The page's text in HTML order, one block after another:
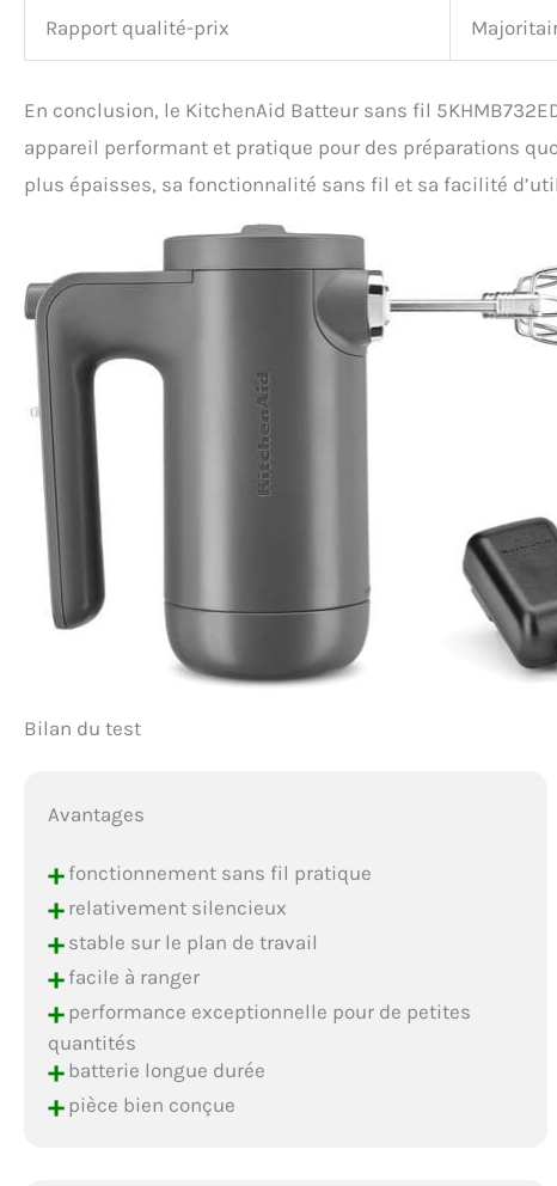
Rapport qualité-prix
En conclusion, le KitchenAid Batteur sans fil
appareil performant et pratique pour des préparations
plus épaisses, sa fonctionnalité sans fil et sa facilité
Bilan du test
Avantages
+fonctionnement sans fil pratique
+relativement silencieux
+stable sur le plan de travail
+facile à ranger
+performance exceptionnelle pour de petites
quantités
+batterie longue durée
+pièce bien conçue